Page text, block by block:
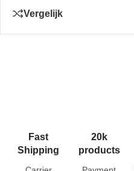
Vergelijk
Fast
Shipping
20k
products